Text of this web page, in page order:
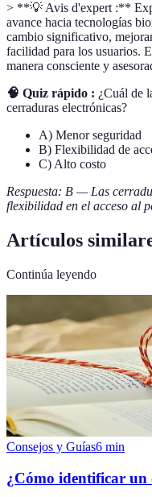
> **💡 Avis d'expert :**
avance hacia tecnologías
cambio significativo,
facilidad para los usuarios.
manera consciente y
🧠 Quiz rápido : ¿Cuál de
cerraduras electrónicas?
A) Menor seguridad
B) Flexibilidad de
C) Alto costo
Respuesta: B — Las
flexibilidad en el acceso al
Artículos
Continúa leyendo
Consejos y Guías6 min
¿Cómo identificar un